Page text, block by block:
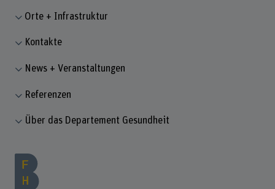
Orte + Infrastruktur
Kontakte
News + Veranstaltungen
Referenzen
Über das Departement Gesundheit